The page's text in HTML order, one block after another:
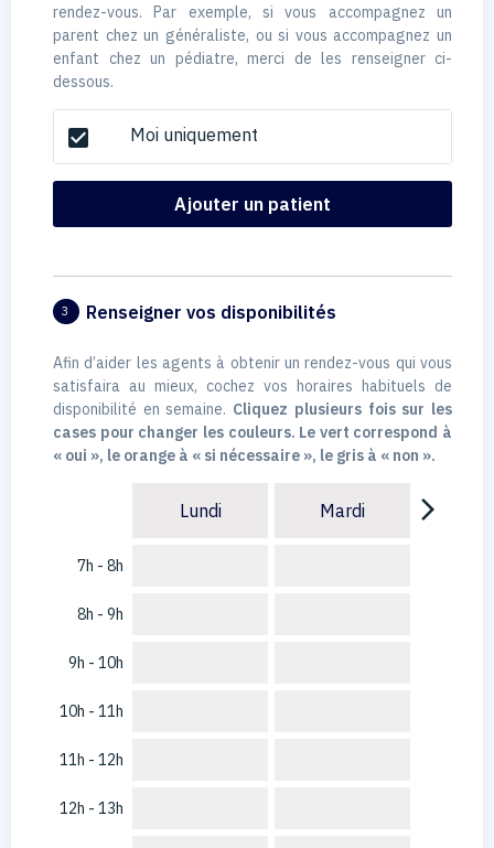
rendez-vous. Par exemple, si vous accompagnez un
parent chez un généraliste, ou si vous accompagnez un
enfant chez un pédiatre, merci de les renseigner ci-
dessous.
check_box Moi uniquement
Ajouter un patient
3 Renseigner vos disponibilités
Afin d’aider les agents à obtenir un rendez-vous qui vous
satisfaira au mieux, cochez vos horaires habituels de
disponibilité en semaine. Cliquez plusieurs fois sur les
cases pour changer les couleurs. Le vert correspond à
« oui », le orange à « si nécessaire », le gris à « non ».
7h - 8h
8h - 9h
9h - 10h
10h - 11h
11h - 12h
12h - 13h
Lundi Mardi arrow_forward_ios